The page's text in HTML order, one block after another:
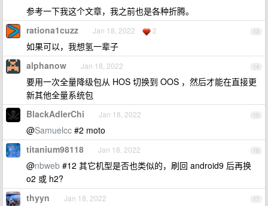
参考一下我这个文章，我之前也是各种折腾。
13
rationa1cuzz Jan 18, 2022 2
如果可以，我想氢一辈子
14
alphanow Jan 18, 2022
要用一次全量降级包从 HOS 切换到 OOS ，然后才能在直接更
新其他全量系统包
15
BlackAdlerChi Jan 18, 2022
@Samuelcc #2 moto
16
titanium98118 Jan 18, 2022
@nbweb #12 其它机型是否也类似的，刷回 android9 后再换
o2 或 h2?
17
thyyn Jan 18, 2022